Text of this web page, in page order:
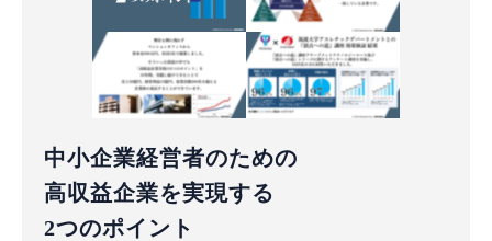
中小企業経営者のための
高収益企業を実現する
2つのポイント